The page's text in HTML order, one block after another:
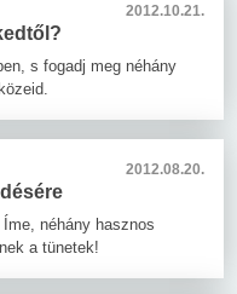
2012.10.21.
s fogadj meg néhány
2012.08.20.
néhány hasznos
a tünetek!